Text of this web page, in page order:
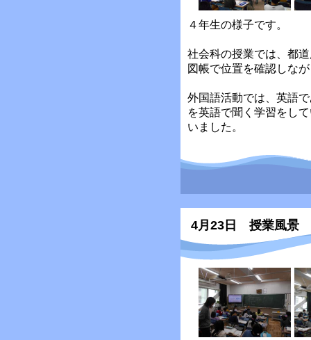
４年生の様子です。
社会科の授業では、都
図帳で位置を確認しな
外国語活動では、英語
を英語で聞く学習をし
いました。
4月23日 授業風景